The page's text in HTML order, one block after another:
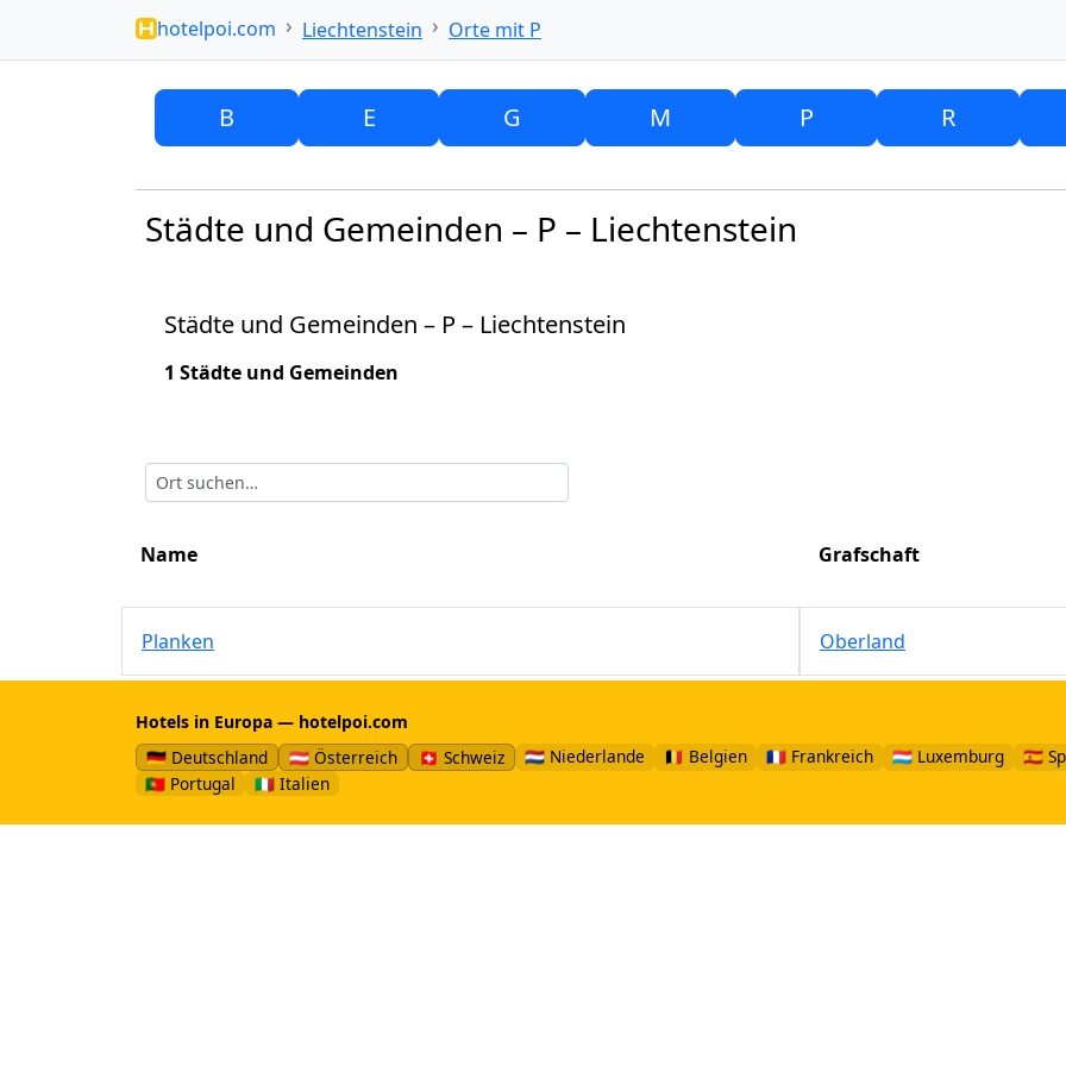
hotelpoi.com Liechtenstein Orte mit P
B E G M P R
Städte und Gemeinden – P – Liechtenstein
Städte und Gemeinden – P – Liechtenstein
1 Städte und Gemeinden
Name Grafschaft
Planken Oberland
Hotels in Europa — hotelpoi.com
🇩🇪 Deutschland
🇦🇹 Österreich 🇨🇭 Schweiz 🇳🇱 Niederlande 🇧🇪 Belgien 🇫🇷 Frankreich 🇱🇺 Luxemburg
🇪🇸
🇵🇹 Portugal
🇮🇹 Italien